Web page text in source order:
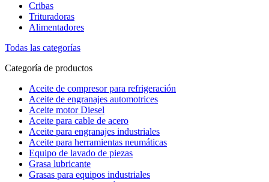
Cribas
Trituradoras
Alimentadores
Todas las categorías
Categoría de productos
Aceite de compresor para refrigeración
Aceite de engranajes automotrices
Aceite motor Diesel
Aceite para cable de acero
Aceite para engranajes industriales
Aceite para herramientas neumáticas
Equipo de lavado de piezas
Grasa lubricante
Grasas para equipos industriales